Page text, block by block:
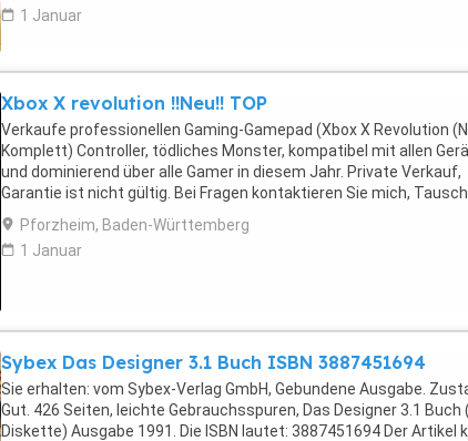
1 Januar
Xbox X revolution !!Neu!! TOP
Verkaufe professionellen Gaming-Gamepad (Xbox X Revolution
Komplett) Controller, tödliches Monster, kompatibel mit allen
und dominierend über alle Gamer in diesem Jahr. Private Verkauf,
Garantie ist nicht gültig. Bei Fragen kontaktieren Sie mich,
ebenfalls möglich.
Pforzheim, Baden-Württemberg
1 Januar
Sybex Das Designer 3.1 Buch ISBN 3887451694
Sie erhalten: vom Sybex-Verlag GmbH, Gebundene Ausgabe.
Gut. 426 Seiten, leichte Gebrauchsspuren, Das Designer 3.1 Buch
Diskette) Ausgabe 1991. Die ISBN lautet: 3887451694 Der Artikel